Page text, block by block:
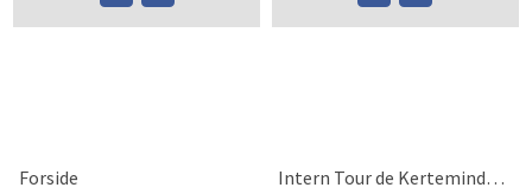
Forside Intern Tour de Kerteminde 2020